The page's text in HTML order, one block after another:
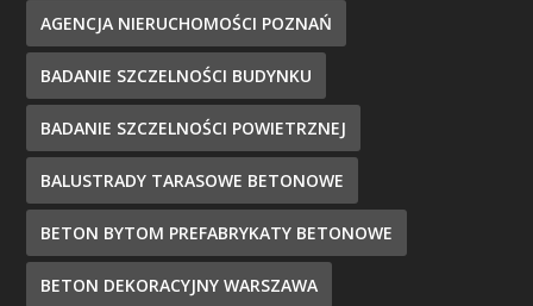
AGENCJA NIERUCHOMOŚCI POZNAŃ
BADANIE SZCZELNOŚCI BUDYNKU
BADANIE SZCZELNOŚCI POWIETRZNEJ
BALUSTRADY TARASOWE BETONOWE
BETON BYTOM PREFABRYKATY BETONOWE
BETON DEKORACYJNY WARSZAWA